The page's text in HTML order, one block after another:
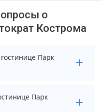
о
Кострома
Парк
Парк Аристократ
рублей. Чтобы увидеть
Парк